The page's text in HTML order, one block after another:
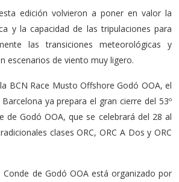
edición volvieron a poner en valor la
y la capacidad de las tripulaciones para
las transiciones meteorológicas y
escenarios de viento muy ligero.
BCN Race Musto Offshore Godó OOA, el
ya prepara el gran cierre del 53º
de Godó OOA, que se celebrará del 28 al
clases ORC, ORC A Dos y ORC
Conde de Godó OOA está organizado por